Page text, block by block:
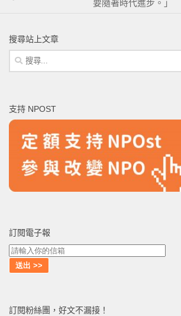
要隨著時代進步。」
搜尋站上文章
搜
尋
字:
支持 NPOST
訂閱電子報
訂閱粉絲團，好文不漏接！